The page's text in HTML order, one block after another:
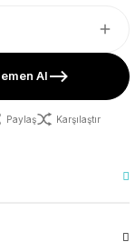
Al
Paylaş Karşılaştır